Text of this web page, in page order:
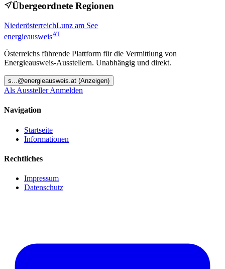
Übergeordnete Regionen
NiederösterreichLunz am See
energieausweisAT
Österreichs führende Plattform für die Vermittlung von
Energieausweis-Ausstellern. Unabhängig und direkt.
s...@energieausweis.at (Anzeigen)
Als Aussteller Anmelden
Navigation
Startseite
Informationen
Rechtliches
Impressum
Datenschutz